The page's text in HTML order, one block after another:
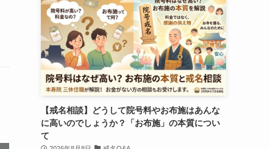
【戒名相談】どうして院号料やお布施はあんな
に高いのでしょうか？「お布施」の本質につい
て